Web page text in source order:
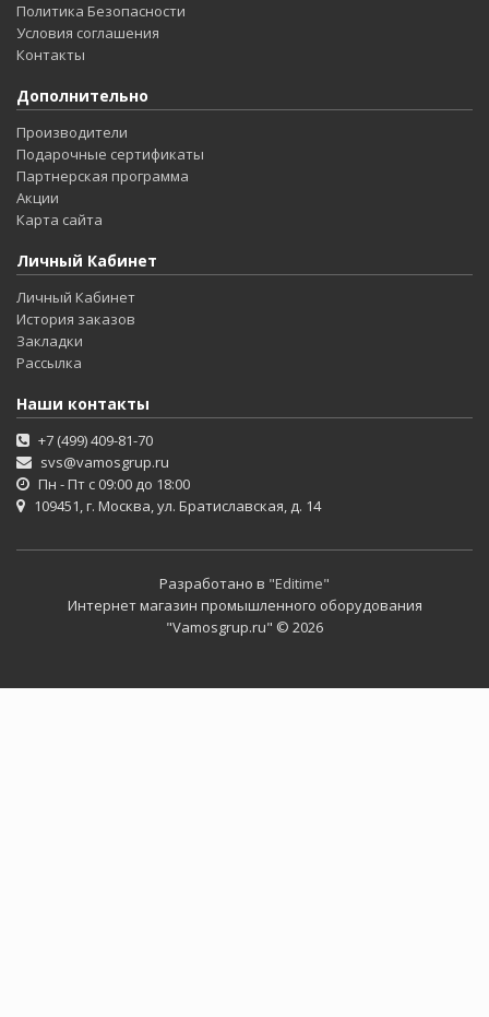
Политика Безопасности
Условия соглашения
Контакты
Дополнительно
Производители
Подарочные сертификаты
Партнерская программа
Акции
Карта сайта
Личный Кабинет
Личный Кабинет
История заказов
Закладки
Рассылка
Наши контакты
+7 (499) 409-81-70
svs@vamosgrup.ru
Пн - Пт с 09:00 до 18:00
109451, г. Москва, ул. Братиславская, д. 14
Разработано в "Editime"
Интернет магазин промышленного оборудования
"Vamosgrup.ru" © 2026